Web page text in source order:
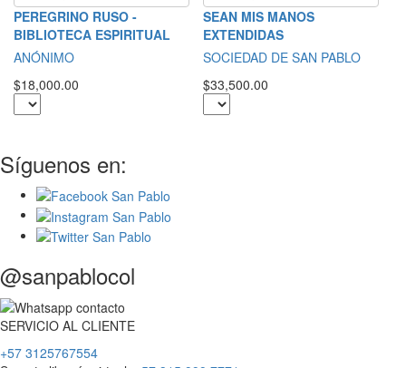
PEREGRINO RUSO -
BIBLIOTECA ESPIRITUAL
ANÓNIMO
$18,000.00
SEAN MIS MANOS
EXTENDIDAS
SOCIEDAD DE SAN PABLO
$33,500.00
Síguenos en:
@sanpablocol
SERVICIO AL CLIENTE
+57 3125767554